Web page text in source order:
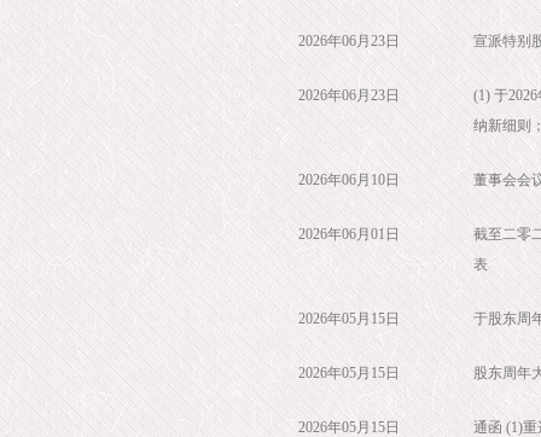
2026年06月23日 宣派特别
2026年06月23日
(1) 于
纳新细则
2026年06月10日 董事会会
2026年06月01日
截至二零
表
2026年05月15日 于股东周
2026年05月15日 股东周年
2026年05月15日
通函 (1)